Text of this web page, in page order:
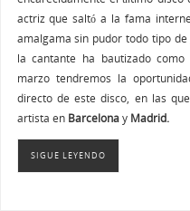
actriz que saltó a la fama
amalgama sin pudor todo tipo de
la cantante ha bautizado como
marzo tendremos la
directo de este disco, en las
artista en BarcelonayMadrid.
SIGUE LEYENDO